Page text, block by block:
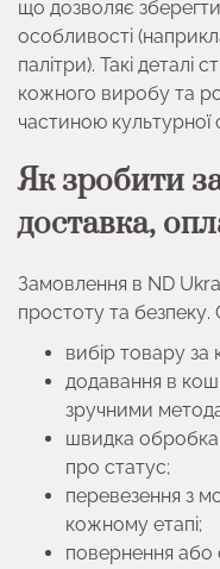
що дозволяє зберегти
особливості
палітри). Такі деталі
кожного виробу та
частиною
Як зробити
доставка,
Замовлення в ND
простоту та безпеку.
вибір товару за
додавання в
зручними
швидка обробка
про статус;
перевезення з
кожному етапі;
повернення або